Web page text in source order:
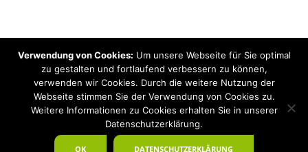
Hinweis: Trotz zahlreicher Studien, die einen Zusammenhang zwischen
Elektrosmog und gesundheitlichen Problemen aufzeigen, ist es von der
praktischen Schulmedizin bisher wissenschaftlich nicht anerkannt, dass
Elektrosmog und Erdstrahlen gesundheitliche Auswirkungen haben können.
Ähnliches galt auch über Jahrzehnte für die Akkupunktur und die
Homöopathie. Sie suchen einen Baubiologen? Baubiologe Baldermnn - Ihr
Spezialist für gesunden Schlaf!
Verwendung von Cookies: Um unsere Webseite für Sie optimal
zu gestalten und fortlaufend verbessern zu können,
verwenden wir Cookies. Durch die weitere Nutzung der
Webseite stimmen Sie der Verwendung von Cookies zu.
Weitere Informationen zu Cookies erhalten Sie in unserer
Datenschutzerklärung.
OK DATENSCHUTZERKLÄRUNG